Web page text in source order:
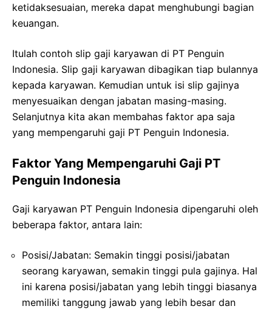
ketidaksesuaian, mereka dapat menghubungi bagian
keuangan.
Itulah contoh slip gaji karyawan di PT Penguin
Indonesia. Slip gaji karyawan dibagikan tiap bulannya
kepada karyawan. Kemudian untuk isi slip gajinya
menyesuaikan dengan jabatan masing-masing.
Selanjutnya kita akan membahas faktor apa saja
yang mempengaruhi gaji PT Penguin Indonesia.
Faktor Yang Mempengaruhi Gaji PT
Penguin Indonesia
Gaji karyawan PT Penguin Indonesia dipengaruhi oleh
beberapa faktor, antara lain:
Posisi/Jabatan: Semakin tinggi posisi/jabatan
seorang karyawan, semakin tinggi pula gajinya. Hal
ini karena posisi/jabatan yang lebih tinggi biasanya
memiliki tanggung jawab yang lebih besar dan